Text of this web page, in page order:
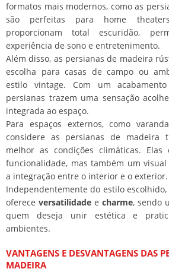
formatos mais modernos, como as
são perfeitas para home
proporcionam total escuridão,
experiência de sono e entretenimento.
Além disso, as persianas de madeira
escolha para casas de campo ou
estilo vintage. Com um
persianas trazem uma sensação
integrada ao espaço.
Para espaços externos, como
considere as persianas de madeira
melhor as condições climáticas. Elas
funcionalidade, mas também um
a integração entre o interior e o exterior.
Independentemente do estilo
oferece versatilidade e charme, sendo
quem deseja unir estética e
ambientes.
VANTAGENS E DESVANTAGENS DAS
MADEIRA